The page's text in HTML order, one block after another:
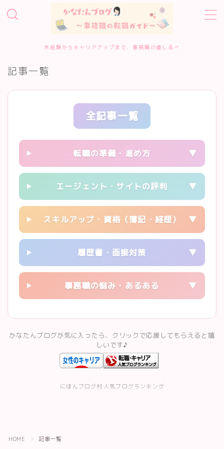
未経験からキャリアアップまで、事務職の道しるべ
ホーム
転職エージェント10選
転職準備・進め方
エージェント・サイトの評判
履歴書・面接対策
スキルアップ・資格
記事一覧
運営者情報
記事一覧
全記事一覧
転職の準備・進め方 ▼
エージェント・サイトの評判 ▼
スキルアップ・資格（簿記・経理） ▼
履歴書・面接対策 ▼
事務職の悩み・あるある ▼
かなたんブログが気に入ったら、クリックで応援してもらえると嬉
しいです♪
にほんブログ村 人気ブログランキング
HOME ＞ 記事一覧